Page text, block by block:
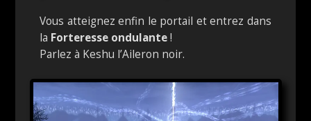
Vous atteignez enfin le portail et entrez dans
la Forteresse ondulante!
Parlez à Keshu l’Aileron noir.